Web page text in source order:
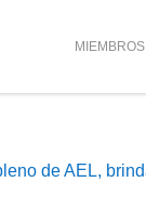
MIEMBROS